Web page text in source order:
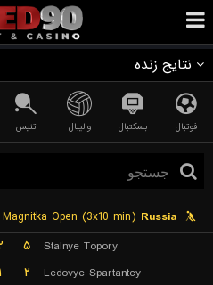
نتایج زنده
فوتبال بسکتبال والیبال تنیس
Russia
Stalnye Topory
۵
Ledovye Spartantcy
۲ ۱